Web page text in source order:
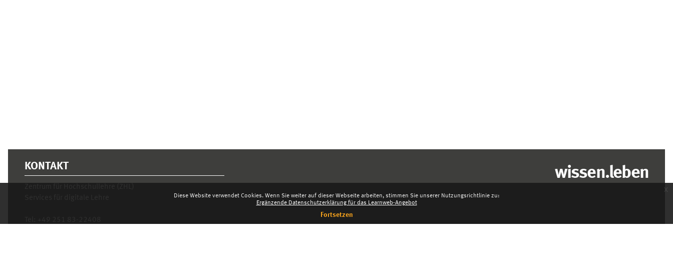
Diese Website verwendet Cookies. Wenn Sie weiter auf dieser Webseite arbeiten, stimmen Sie unserer Nutzungsrichtlinie zu:
Ergänzende Datenschutzerklärung für das Learnweb-Angebot
Fortsetzen
x
KONTAKT wissen.leben